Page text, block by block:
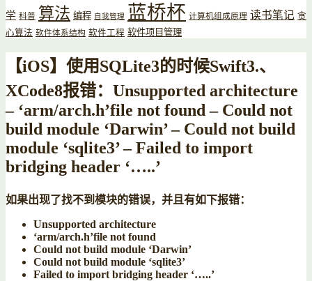
学 科普 算法 编程 自我管理 蓝桥杯 计算机组成原理 读书笔记 贪
心算法 软件体系结构 软件工程 软件项目管理
【iOS】使用SQLite3的时候Swift3.、
XCode8报错：Unsupported architecture
– ‘arm/arch.h’file not found – Could not
build module ‘Darwin’ – Could not build
module ‘sqlite3’ – Failed to import
bridging header ‘…..’
如果出现了找不到模块的错误，并且有如下报错：
Unsupported architecture
‘arm/arch.h’file not found
Could not build module ‘Darwin’
Could not build module ‘sqlite3’
Failed to import bridging header ‘…..’